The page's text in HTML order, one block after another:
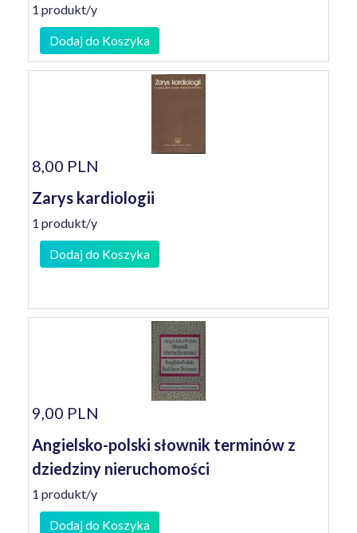
1 produkt/y
Dodaj do Koszyka
8,00 PLN
Zarys kardiologii
1 produkt/y
Dodaj do Koszyka
9,00 PLN
Angielsko-polski słownik terminów z
dziedziny nieruchomości
1 produkt/y
Dodaj do Koszyka